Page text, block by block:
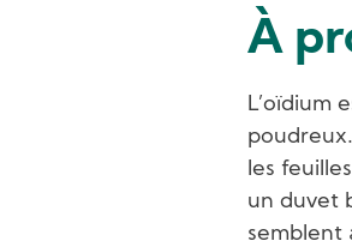
À
L’oïdium
les
un duvet
semblent